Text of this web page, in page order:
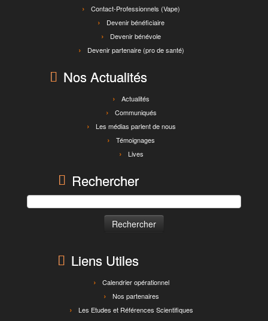
Contact-Professionnels (Vape)
Devenir bénéficiaire
Devenir bénévole
Devenir partenaire (pro de santé)
Nos Actualités
Actualités
Communiqués
Les médias parlent de nous
Témoignages
Lives
Rechercher
Liens Utiles
Calendrier opérationnel
Nos partenaires
Les Etudes et Références Scientifiques